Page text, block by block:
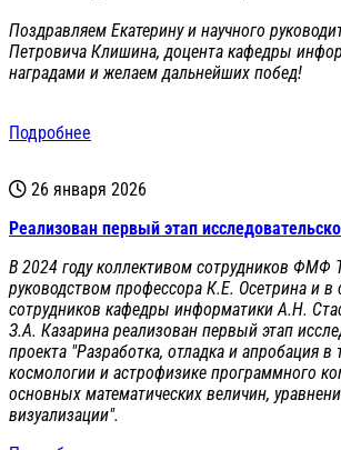
Поздравляем Екатерину и научного
Петровича Клишина, доцента кафедры
наградами и желаем дальнейших побед!
Подробнее
26 января 2026
Реализован первый этап
В 2024 году коллективом сотрудников ФМФ
руководством профессора К.Е. Осетрина и в
сотрудников кафедры информатики А.Н.
З.А. Казарина реализован первый этап
проекта "Разработка, отладка и апробация в
космологии и астрофизике программного
основных математических величин,
визуализации".